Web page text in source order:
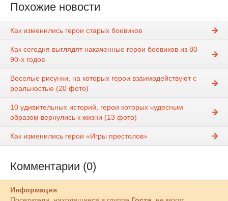
Похожие новости
Как изменились герои старых боевиков
Как сегодня выглядят накаченные герои боевиков из 80-
90-х годов
Веселые рисунки, на которых герои взаимодействуют с
реальностью (20 фото)
10 удивительных историй, герои которых чудесным
образом вернулись к жизни (13 фото)
Как изменились герои «Игры престолов»
Комментарии (0)
Информация